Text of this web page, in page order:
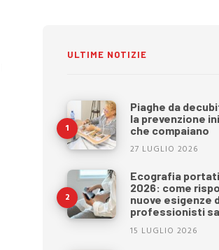
ULTIME NOTIZIE
Piaghe da
la prevenzione
che compaiano
27 LUGLIO 2026
Ecografia
2026: come
nuove esigenze
professionisti
15 LUGLIO 2026